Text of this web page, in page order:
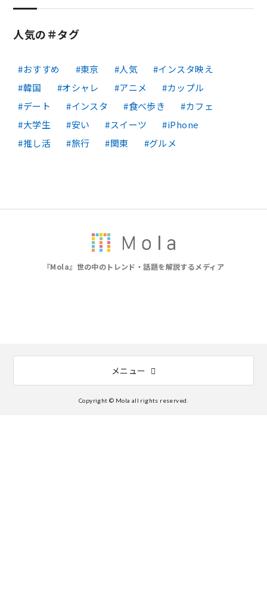
人気の＃タグ
おすすめ 東京 人気
インスタ映え
韓国
オシャレ アニメ
カップル
デート
インスタ 食べ歩き
カフェ
大学生
安い スイーツ
iPhone
推し活
旅行 関東 グルメ
『Mola』世の中のトレンド・話題を解説するメディア
メニュー
Copyright © Mola all rights reserved.